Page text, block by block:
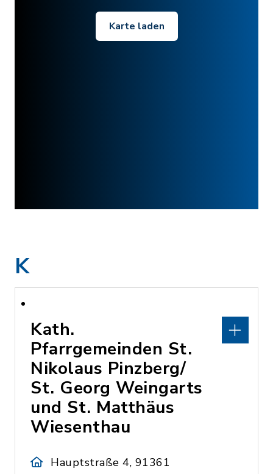
Karte laden
K
Kath.
Pfarrgemeinden St.
Nikolaus Pinzberg/
St. Georg Weingarts
und St. Matthäus
Wiesenthau
Hauptstraße 4, 91361